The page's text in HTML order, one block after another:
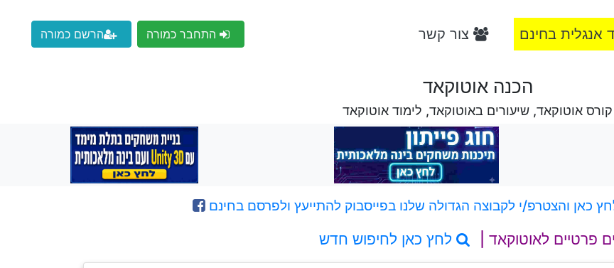
אנגלית בחינם צור קשר התחבר כמורה הרשם כמורה
הכנה אוטוקאד
קורס אוטוקאד, שיעורים באוטוקאד, לימוד אוטוקאד
כאן והצטרפ/י לקבוצה הגדולה שלנו בפייסבוק להתייעץ ולפרסם בחינם
פרטיים לאוטוקאד | לחץ כאן לחיפוש חדש